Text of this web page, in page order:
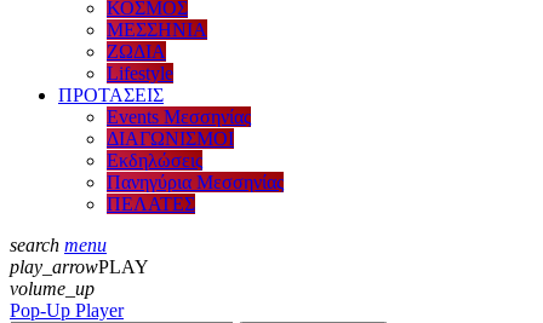
ΚΟΣΜΟΣ
ΜΕΣΣΗΝΙΑ
ΖΩΔΙΑ
Lifestyle
ΠΡΟΤΑΣΕΙΣ
Events Μεσσηνίας
ΔΙΑΓΩΝΙΣΜΟΙ
Εκδηλώσεις
Πανηγύρια Μεσσηνίας
ΠΕΛΑΤΕΣ
search menu
play_arrowPLAY
volume_up
Pop-Up Player